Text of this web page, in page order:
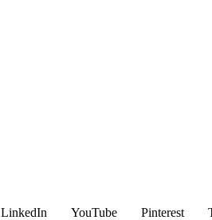
LinkedIn YouTube Pinterest